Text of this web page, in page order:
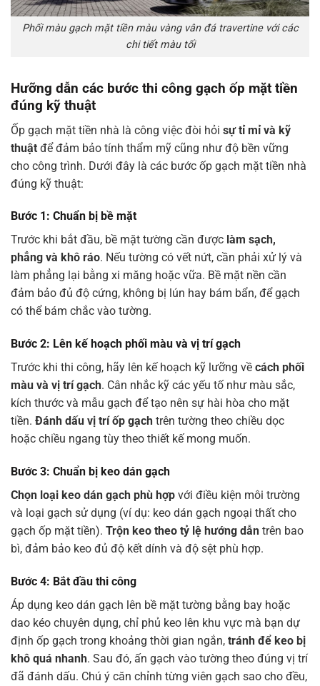
Phối màu gạch mặt tiền màu vàng vân đá travertine với các
chi tiết màu tối
Hưỡng dẫn các bước thi công gạch ốp mặt tiền
đúng kỹ thuật
Ốp gạch mặt tiền nhà là công việc đòi hỏi sự tỉ mỉ và kỹ
thuật để đảm bảo tính thẩm mỹ cũng như độ bền vững
cho công trình. Dưới đây là các bước ốp gạch mặt tiền nhà
đúng kỹ thuật:
Bước 1: Chuẩn bị bề mặt
Trước khi bắt đầu, bề mặt tường cần được làm sạch,
phẳng và khô ráo. Nếu tường có vết nứt, cần phải xử lý và
làm phẳng lại bằng xi măng hoặc vữa. Bề mặt nền cần
đảm bảo đủ độ cứng, không bị lún hay bám bẩn, để gạch
có thể bám chắc vào tường.
Bước 2: Lên kế hoạch phối màu và vị trí gạch
Trước khi thi công, hãy lên kế hoạch kỹ lưỡng về cách phối
màu và vị trí gạch. Cân nhắc kỹ các yếu tố như màu sắc,
kích thước và mẫu gạch để tạo nên sự hài hòa cho mặt
tiền. Đánh dấu vị trí ốp gạch trên tường theo chiều dọc
hoặc chiều ngang tùy theo thiết kế mong muốn.
Bước 3: Chuẩn bị keo dán gạch
Chọn loại keo dán gạch phù hợp với điều kiện môi trường
và loại gạch sử dụng (ví dụ: keo dán gạch ngoại thất cho
gạch ốp mặt tiền). Trộn keo theo tỷ lệ hướng dẫn trên bao
bì, đảm bảo keo đủ độ kết dính và độ sệt phù hợp.
Bước 4: Bắt đầu thi công
Áp dụng keo dán gạch lên bề mặt tường bằng bay hoặc
dao kéo chuyên dụng, chỉ phủ keo lên khu vực mà bạn dự
định ốp gạch trong khoảng thời gian ngắn, tránh để keo bị
khô quá nhanh. Sau đó, ấn gạch vào tường theo đúng vị trí
đã đánh dấu. Chú ý căn chỉnh từng viên gạch sao cho đều,